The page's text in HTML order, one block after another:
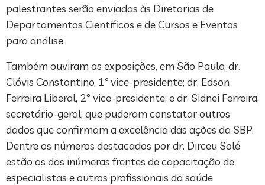
palestrantes serão enviadas às Diretorias de
Departamentos Científicos e de Cursos e Eventos
para análise.
Também ouviram as exposições, em São Paulo, dr.
Clóvis Constantino, 1º vice-presidente; dr. Edson
Ferreira Liberal, 2° vice-presidente; e dr. Sidnei Ferreira,
secretário-geral; que puderam constatar outros
dados que confirmam a excelência das ações da SBP.
Dentre os números destacados por dr. Dirceu Solé
estão os das inúmeras frentes de capacitação de
especialistas e outros profissionais da saúde